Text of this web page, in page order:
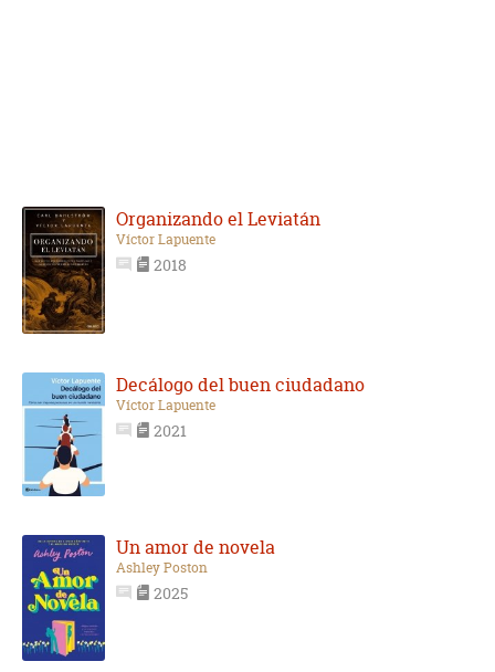
Organizando el Leviatán
Víctor Lapuente
2018
Decálogo del buen ciudadano
Víctor Lapuente
2021
Un amor de novela
Ashley Poston
2025